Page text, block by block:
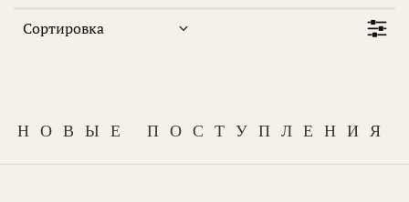
НОВЫЕ ПОСТУПЛЕНИЯ